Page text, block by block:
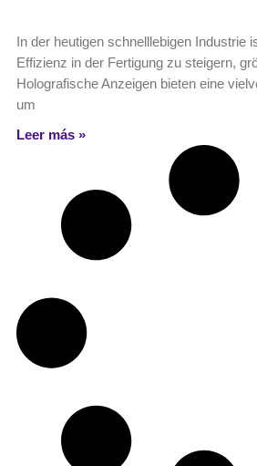
In der heutigen schnelllebigen Industrie
Effizienz in der Fertigung zu steigern,
Holografische Anzeigen bieten eine
um
Leer más »